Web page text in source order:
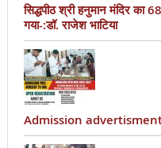
सिद्धपीठ श्री हनुमान मंदिर का
गया-:डॉ. राजेश भाटिया
Admission